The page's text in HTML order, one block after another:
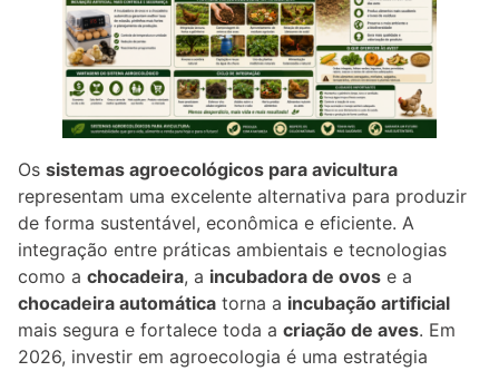
Os sistemas agroecológicos para avicultura
representam uma excelente alternativa para produzir
de forma sustentável, econômica e eficiente. A
integração entre práticas ambientais e tecnologias
como a chocadeira, a incubadora de ovos e a
chocadeira automática torna a incubação artificial
mais segura e fortalece toda a criação de aves. Em
2026, investir em agroecologia é uma estratégia